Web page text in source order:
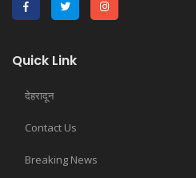
Quick Link
देहरादून
Contact Us
Breaking News